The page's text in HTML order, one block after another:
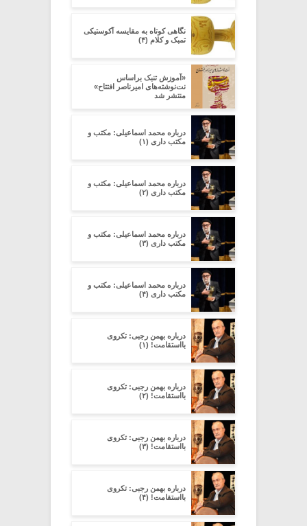
نگاهی کوتاه به مقایسه آکوستیکی
تمبک و کلام (۴)
«آموزش تنبک براساس
نت‌نوشته‌های امیرناصر افتتاح»
منتشر شد
درباره محمد اسماعیلی: مکتب و
مکتب داری (۱)
درباره محمد اسماعیلی: مکتب و
مکتب داری (۲)
درباره محمد اسماعیلی: مکتب و
مکتب داری (۳)
درباره محمد اسماعیلی: مکتب و
مکتب داری (۴)
درباره بهمن رجبی: تکروی
بااستقامت! (۱)
درباره بهمن رجبی: تکروی
بااستقامت! (۲)
درباره بهمن رجبی: تکروی
بااستقامت! (۳)
درباره بهمن رجبی: تکروی
بااستقامت! (۴)